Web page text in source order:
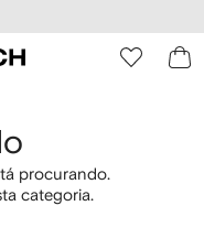
procurando.
categoria.